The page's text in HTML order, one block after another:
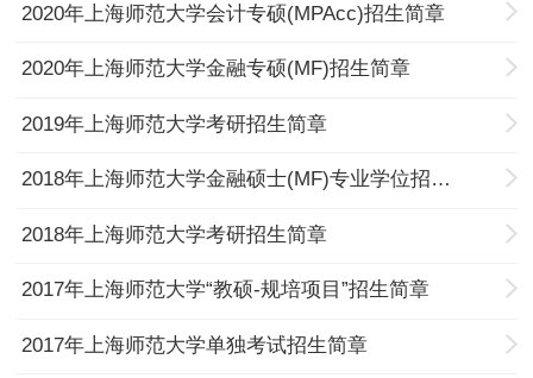
2020年上海师范大学会计专硕(MPAcc)招生简章
2020年上海师范大学金融专硕(MF)招生简章
2019年上海师范大学考研招生简章
2018年上海师范大学金融硕士(MF)专业学位招生简章
2018年上海师范大学考研招生简章
2017年上海师范大学“教硕-规培项目”招生简章
2017年上海师范大学单独考试招生简章